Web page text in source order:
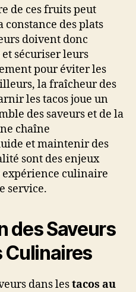
de ces fruits peut
des plats
doivent donc
sécuriser leurs
pour éviter les
la fraîcheur des
les tacos joue un
des saveurs et de la
chaîne
et maintenir des
sont des enjeux
culinaire
service.
des Saveurs
Culinaires
dans lestacos au